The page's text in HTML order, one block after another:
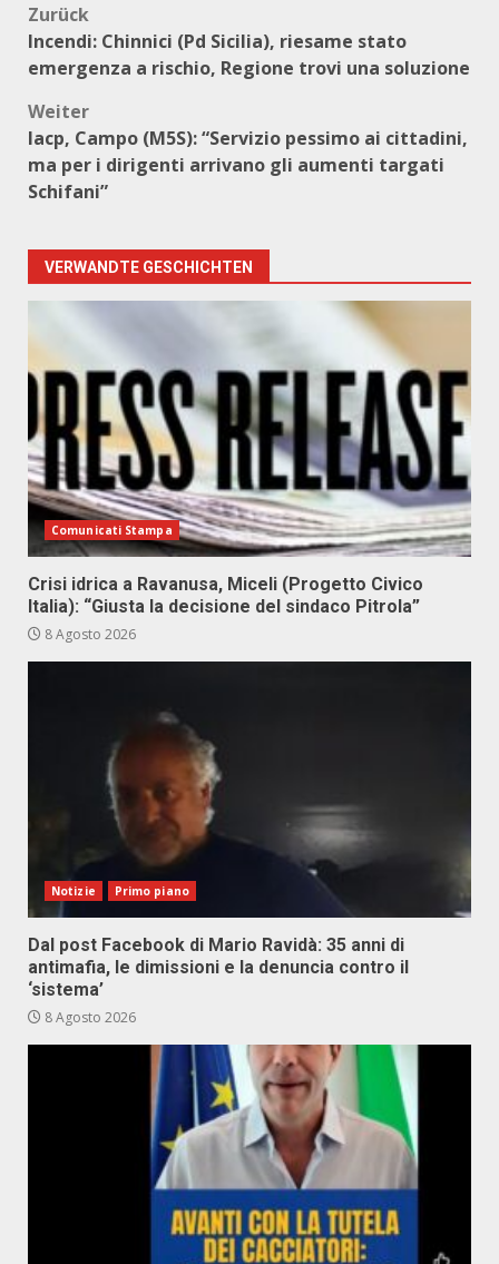
Beitragsnavigation
Zurück
Incendi: Chinnici (Pd Sicilia), riesame stato
emergenza a rischio, Regione trovi una soluzione
Weiter
Iacp, Campo (M5S): “Servizio pessimo ai cittadini,
ma per i dirigenti arrivano gli aumenti targati
Schifani”
VERWANDTE GESCHICHTEN
Comunicati Stampa
Crisi idrica a Ravanusa, Miceli (Progetto Civico
Italia): “Giusta la decisione del sindaco Pitrola”
8 Agosto 2026
Notizie Primo piano
Dal post Facebook di Mario Ravidà: 35 anni di
antimafia, le dimissioni e la denuncia contro il
‘sistema’
8 Agosto 2026